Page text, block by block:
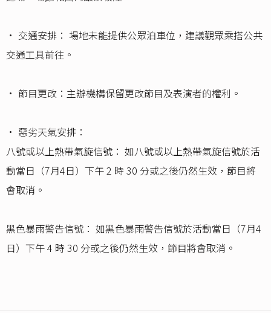
• 交通安排： 場地未能提供公眾泊車位，建議觀眾乘搭公共
交通工具前往。
• 節目更改：主辦機構保留更改節目及表演者的權利。
• 惡劣天氣安排：
八號或以上熱帶氣旋信號： 如八號或以上熱帶氣旋信號於活
動當日（7月4日）下午 2 時 30 分或之後仍然生效，節目將
會取消。
黑色暴雨警告信號： 如黑色暴雨警告信號於活動當日（7月4
日）下午 4 時 30 分或之後仍然生效，節目將會取消。